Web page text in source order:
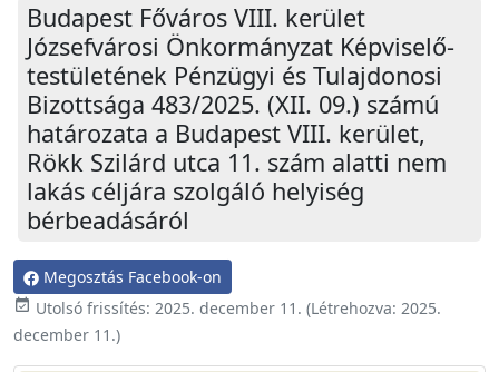
Budapest Főváros VIII. kerület
Józsefvárosi Önkormányzat Képviselő-
testületének Pénzügyi és Tulajdonosi
Bizottsága 483/2025. (XII. 09.) számú
határozata a Budapest VIII. kerület,
Rökk Szilárd utca 11. szám alatti nem
lakás céljára szolgáló helyiség
bérbeadásáról
Megosztás Facebook-on
event_available Utolsó frissítés: 2025. december 11. (Létrehozva: 2025.
december 11.)